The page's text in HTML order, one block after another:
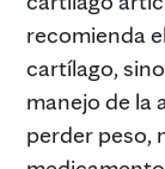
recomienda
cartílago,
manejo de la
perder peso,